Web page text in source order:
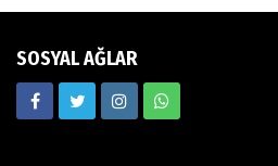
SOSYAL AĞLAR